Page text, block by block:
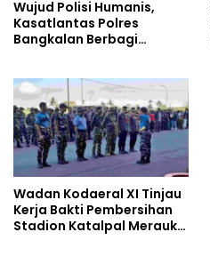
Wujud Polisi Humanis,
Kasatlantas Polres
Bangkalan Berbagi
Ahmad Ibrahim
Wadan Kodaeral XI Tinjau
Kerja Bakti Pembersihan
Stadion Katalpal Merauke,